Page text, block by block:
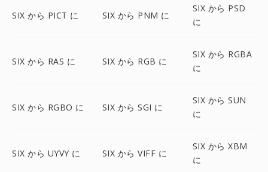
SIX から PICT に SIX から PNM に
SIX から PSD
に
SIX から RAS に SIX から RGB に
SIX から RGBA
に
SIX から RGBO に SIX から SGI に
SIX から SUN
に
SIX から UYVY に SIX から VIFF に
SIX から XBM
に